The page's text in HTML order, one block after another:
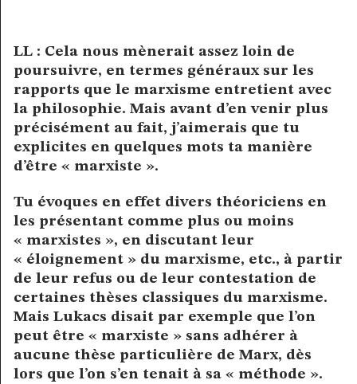
LL : Cela nous mènerait assez loin de
poursuivre, en termes généraux sur les
rapports que le marxisme entretient avec
la philosophie. Mais avant d’en venir plus
précisément au fait, j’aimerais que tu
explicites en quelques mots ta manière
d’être « marxiste ».
Tu évoques en effet divers théoriciens en
les présentant comme plus ou moins
« marxistes », en discutant leur
« éloignement » du marxisme, etc., à partir
de leur refus ou de leur contestation de
certaines thèses classiques du marxisme.
Mais Lukacs disait par exemple que l’on
peut être « marxiste » sans adhérer à
aucune thèse particulière de Marx, dès
lors que l’on s’en tenait à sa « méthode ».